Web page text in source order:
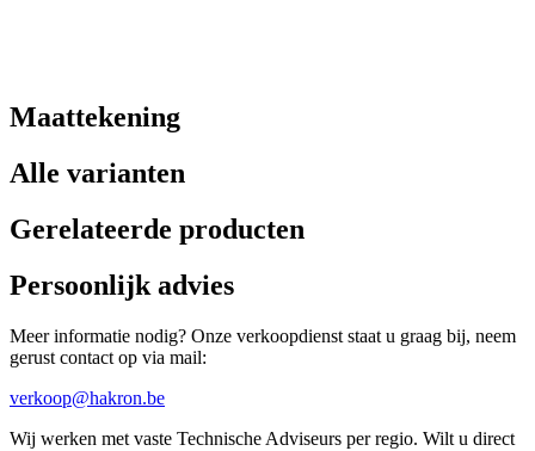
Maattekening
Alle varianten
Gerelateerde producten
Persoonlijk advies
Meer informatie nodig? Onze verkoopdienst staat u graag bij, neem
gerust contact op via mail:
verkoop@hakron.be
Wij werken met vaste Technische Adviseurs per regio. Wilt u direct